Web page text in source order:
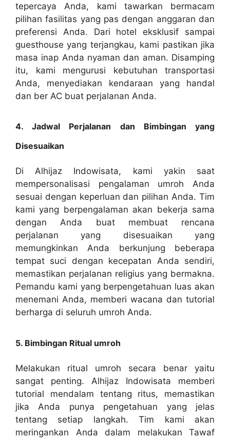
tepercaya Anda, kami tawarkan bermacam
pilihan fasilitas yang pas dengan anggaran dan
preferensi Anda. Dari hotel eksklusif sampai
guesthouse yang terjangkau, kami pastikan jika
masa inap Anda nyaman dan aman. Disamping
itu, kami mengurusi kebutuhan transportasi
Anda, menyediakan kendaraan yang handal
dan ber AC buat perjalanan Anda.
4. Jadwal Perjalanan dan Bimbingan yang
Disesuaikan
Di Alhijaz Indowisata, kami yakin saat
mempersonalisasi pengalaman umroh Anda
sesuai dengan keperluan dan pilihan Anda. Tim
kami yang berpengalaman akan bekerja sama
dengan Anda buat membuat rencana
perjalanan yang disesuaikan yang
memungkinkan Anda berkunjung beberapa
tempat suci dengan kecepatan Anda sendiri,
memastikan perjalanan religius yang bermakna.
Pemandu kami yang berpengetahuan luas akan
menemani Anda, memberi wacana dan tutorial
berharga di seluruh umroh Anda.
5. Bimbingan Ritual umroh
Melakukan ritual umroh secara benar yaitu
sangat penting. Alhijaz Indowisata memberi
tutorial mendalam tentang ritus, memastikan
jika Anda punya pengetahuan yang jelas
tentang setiap langkah. Tim kami akan
meringankan Anda dalam melakukan Tawaf